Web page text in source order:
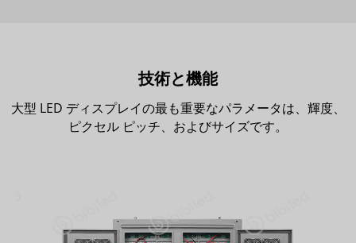
技術と機能
大型 LED ディスプレイの最も重要なパラメータは、輝度、
ピクセル ピッチ、およびサイズです。